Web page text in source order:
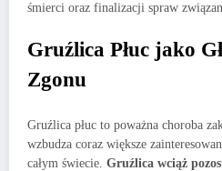
śmierci oraz finalizacji spraw
Gruźlica Płuc jako
Zgonu
Gruźlica płuc to poważna choroba
wzbudza coraz większe
całym świecie. Gruźlica wciąż